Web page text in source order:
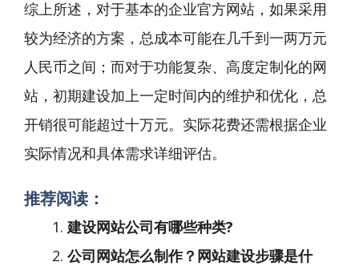
综上所述，对于基本的企业官方网站，如果采用
较为经济的方案，总成本可能在几千到一两万元
人民币之间；而对于功能复杂、高度定制化的网
站，初期建设加上一定时间内的维护和优化，总
开销很可能超过十万元。实际花费还需根据企业
实际情况和具体需求详细评估。
推荐阅读：
建设网站公司有哪些种类?
公司网站怎么制作？网站建设步骤是什